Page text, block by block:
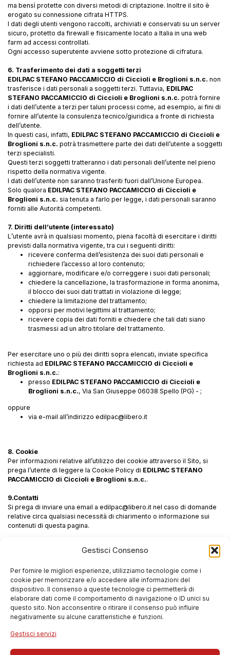
Gestisci Consenso
Per fornire le migliori esperienze, utilizziamo tecnologie come i
cookie per memorizzare e/o accedere alle informazioni del
dispositivo. Il consenso a queste tecnologie ci permetterà di
elaborare dati come il comportamento di navigazione o ID unici su
questo sito. Non acconsentire o ritirare il consenso può influire
negativamente su alcune caratteristiche e funzioni.
Gestisci servizi
ma bensì protette con diversi metodi di criptazione. Inoltre il sito è
erogato su connessione cifrata HTTPS.
I dati degli utenti vengono raccolti, archiviati e conservati su un server
sicuro, protetto da firewall e fisicamente locato a Italia in una web
farm ad accessi controllati.
Ogni accesso superutente avviene sotto protezione di cifratura.
6. Trasferimento dei dati a soggetti terzi
EDILPAC STEFANO PACCAMICCIO di Ciccioli e Broglioni s.n.c. non
trasferisce i dati personali a soggetti terzi. Tuttavia, EDILPAC
STEFANO PACCAMICCIO di Ciccioli e Broglioni s.n.c. potrà fornire
i dati dell’utente a terzi per taluni processi come, ad esempio, ai fini di
fornire all’utente la consulenza tecnico/giuridica a fronte di richiesta
dell’utente.
In questi casi, infatti, EDILPAC STEFANO PACCAMICCIO di Ciccioli e
Broglioni s.n.c. potrà trasmettere parte dei dati dell’utente a soggetti
terzi specialisti.
Questi terzi soggetti tratteranno i dati personali dell’utente nel pieno
rispetto della normativa vigente.
I dati dell’utente non saranno trasferiti fuori dall’Unione Europea.
Solo qualora EDILPAC STEFANO PACCAMICCIO di Ciccioli e
Broglioni s.n.c. sia tenuta a farlo per legge, i dati personali saranno
forniti alle Autorità competenti.
7. Diritti dell’utente (interessato)
L’utente avrà in qualsiasi momento, piena facoltà di esercitare i diritti
previsti dalla normativa vigente, tra cui i seguenti diritti:
ricevere conferma dell’esistenza dei suoi dati personali e
richiedere l’accesso al loro contenuto;
aggiornare, modificare e/o correggere i suoi dati personali;
chiedere la cancellazione, la trasformazione in forma anonima,
il blocco dei suoi dati trattati in violazione di legge;
chiedere la limitazione del trattamento;
opporsi per motivi legittimi al trattamento;
ricevere copia dei dati forniti e chiedere che tali dati siano
trasmessi ad un altro titolare del trattamento.
Per esercitare uno o più dei diritti sopra elencati, inviate specifica
richiesta ad EDILPAC STEFANO PACCAMICCIO di Ciccioli e
Broglioni s.n.c.:
presso EDILPAC STEFANO PACCAMICCIO di Ciccioli e
Broglioni s.n.c., Via San Giuseppe 06038 Spello (PG) - ;
oppure
via e-mail all’indirizzo edilpac@libero.it
8. Cookie
Per informazioni relative all’utilizzo dei cookie attraverso il Sito, si
prega l’utente di leggere la Cookie Policy di EDILPAC STEFANO
PACCAMICCIO di Ciccioli e Broglioni s.n.c..
9.Contatti
Si prega di inviare una email a edilpac@libero.it nel caso di domande
relative circa qualsiasi necessità di chiarimento o informazione sui
contenuti di questa pagina.
conforme alle disposizioni normative in materia, ed in particolare in
Spello 18 Maggio 2018
EDILPAC STEFANO PACCAMICCIO DI